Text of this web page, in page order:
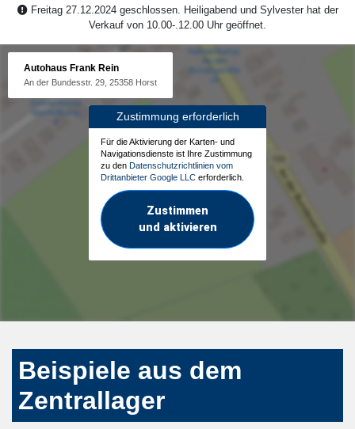
Freitag 27.12.2024 geschlossen. Heiligabend und Sylvester hat der
Verkauf von 10.00-.12.00 Uhr geöffnet.
Autohaus Frank Rein
An der Bundesstr. 29, 25358 Horst
Zustimmung erforderlich
Für die Aktivierung der Karten- und
Navigationsdienste ist Ihre Zustimmung
zu den Datenschutzrichtlinien vom
Drittanbieter Google LLC erforderlich.
Zustimmen
und aktivieren
Beispiele aus dem
Zentrallager